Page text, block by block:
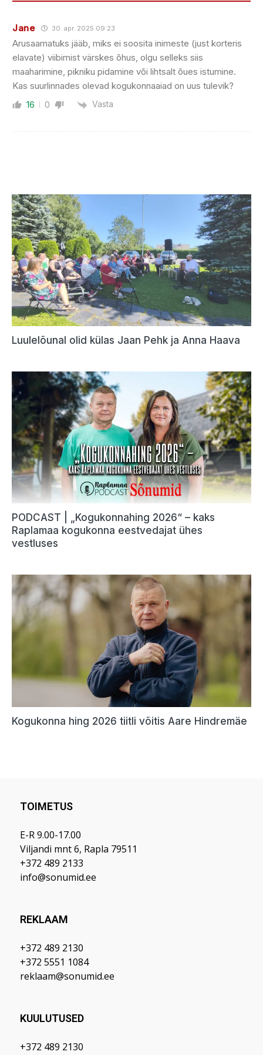
TOIMETUS
E-R 9.00-17.00
Viljandi mnt 6, Rapla 79511
+372 489 2133
info@sonumid.ee
REKLAAM
+372 489 2130
+372 5551 1084
reklaam@sonumid.ee
KUULUTUSED
+372 489 2130